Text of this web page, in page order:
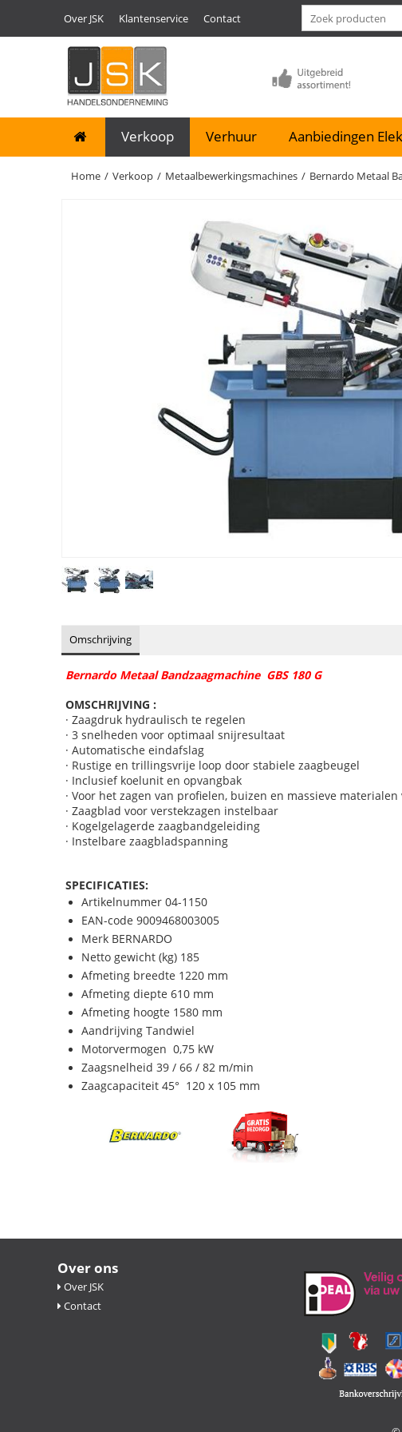
Over JSK Klantenservice Contact
Verkoop Verhuur Aanbiedingen
Home / Verkoop / Metaalbewerkingsmachines / Bernardo Metaal
Omschrijving
Bernardo Metaal Bandzaagmachine GBS 180 G
OMSCHRIJVING :
· Zaagdruk hydraulisch te regelen
· 3 snelheden voor optimaal snijresultaat
· Automatische eindafslag
· Rustige en trillingsvrije loop door stabiele zaagbeugel
· Inclusief koelunit en opvangbak
· Voor het zagen van profielen, buizen en massieve
· Zaagblad voor verstekzagen instelbaar
· Kogelgelagerde zaagbandgeleiding
· Instelbare zaagbladspanning
SPECIFICATIES:
Artikelnummer 04-1150
EAN-code 9009468003005
Merk BERNARDO
Netto gewicht (kg) 185
Afmeting breedte 1220 mm
Afmeting diepte 610 mm
Afmeting hoogte 1580 mm
Aandrijving Tandwiel
Motorvermogen 0,75 kW
Zaagsnelheid 39 / 66 / 82 m/min
Zaagcapaciteit 45° 120 x 105 mm
Over ons
Over JSK
Contact